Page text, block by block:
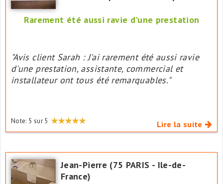
Rarement été aussi ravie d'une prestation
"Avis client Sarah : J'ai rarement été aussi ravie
d'une prestation, assistante, commercial et
installateur ont tous été remarquables."
Note: 5 sur 5 Lire la suite
Jean-Pierre (75 PARIS - Ile-de-
France)